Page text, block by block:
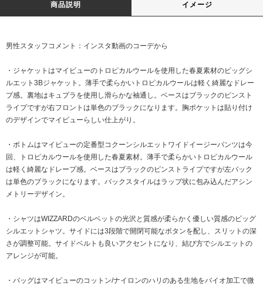
商品説明 イメージ
男性スタッフコメント：インスタ動画のコーデから
・ジャケットはマイビューのトロピカルウールを使用した春夏素材のビッグシ
ルエット3Bジャケット。薄手で柔らかいトロピカルウールは軽く綺麗なドレー
プ感。裏地はキュプラを使用し滑らかな袖通し。ベースはブラックのピンスト
ライプですが右フロントは単色のブラックになります。胸ポケットは貼り付け
のデザインでマイビューらしい仕上がり。
・ボトムはマイビューの定番型コクーンシルエットワイドイージーパンツは今
回、トロピカルウールを使用した春夏素材。薄手で柔らかいトロピカルウール
は軽く綺麗なドレープ感。ベースはブラックのピンストライプですが左バック
は単色のブラックになります。バックスタイルはラップ状に包み込んだアシン
メトリーデザイン。
・シャツはWIZZARDのベルベットの光沢と質感が柔らかく優しい質感のビッグ
シルエットシャツ。サイドには3段階で開閉可能なボタンを配し、スリットの深
さが調整可能。サイドベルトも良いアクセントになり、結び方でシルエットの
アレンジが可能。
・バッグはマイビューのコットン/ナイロンのハリのある生地をバイオ加工で微